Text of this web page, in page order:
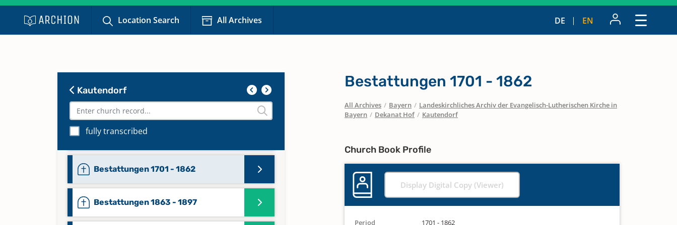
Location Search All Archives DE EN
Kautendorf
fully transcribed
Abendmahl 1932 - 1966
Alphabetisches Register zu Taufen
Bestattungen 1850 - 1958
Bestattungen 1701 - 1862
Bestattungen 1863 - 1897
Bestattungen 1701 - 1862
All Archives / Bayern / Landeskirchliches Archiv der Evangelisch-Lutherischen Kirche in
Bayern / Dekanat Hof / Kautendorf
Church Book Profile
Display Digital Copy (Viewer)
Period 1701 - 1862